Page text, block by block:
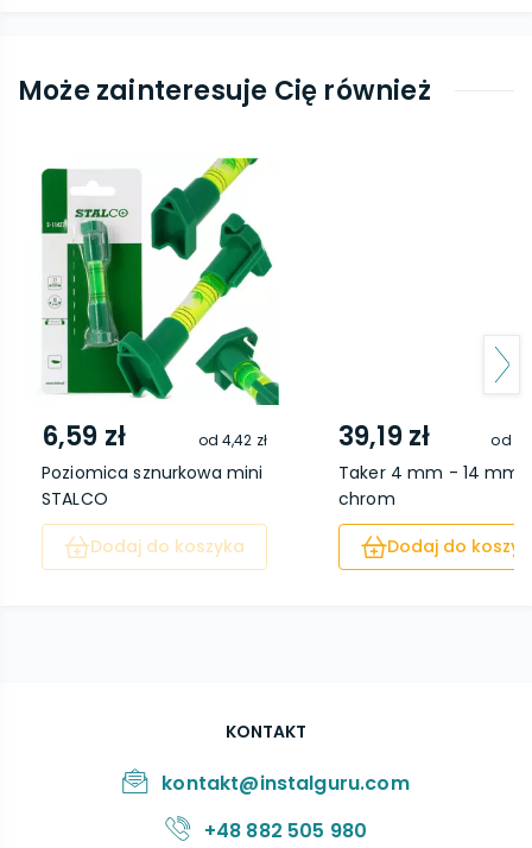
Może zainteresuje Cię również
6,59 zł od4,42 zł
Poziomica sznurkowa mini
STALCO
Dodaj do koszyka
39,19 zł od
Taker 4 mm - 14 mm
chrom
Dodaj do
KONTAKT
kontakt@instalguru.com
+48 882 505 980